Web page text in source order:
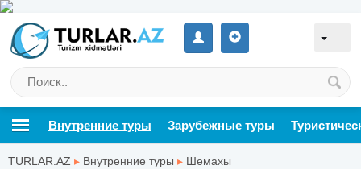
Внутренние туры Зарубежные туры
TURLAR.AZ ▸ Внутренние туры ▸ Шемахы